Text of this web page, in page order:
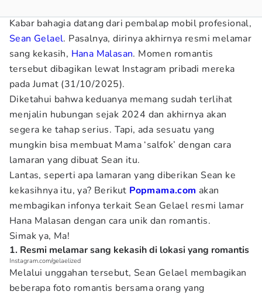
Kabar bahagia datang dari pembalap mobil profesional,
Sean Gelael. Pasalnya, dirinya akhirnya resmi melamar
sang kekasih, Hana Malasan. Momen romantis
tersebut dibagikan lewat Instagram pribadi mereka
pada Jumat (31/10/2025).
Diketahui bahwa keduanya memang sudah terlihat
menjalin hubungan sejak 2024 dan akhirnya akan
segera ke tahap serius. Tapi, ada sesuatu yang
mungkin bisa membuat Mama ‘salfok’ dengan cara
lamaran yang dibuat Sean itu.
Lantas, seperti apa lamaran yang diberikan Sean ke
kekasihnya itu, ya? Berikut Popmama.com akan
membagikan infonya terkait Sean Gelael resmi lamar
Hana Malasan dengan cara unik dan romantis.
Simak ya, Ma!
1. Resmi melamar sang kekasih di lokasi yang romantis
Instagram.com/gelaelized
Melalui unggahan tersebut, Sean Gelael membagikan
beberapa foto romantis bersama orang yang